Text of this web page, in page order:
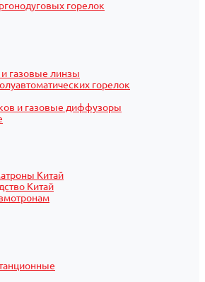
горелок
газовые линзы
горелок
и газовые диффузоры
Китай
Китай